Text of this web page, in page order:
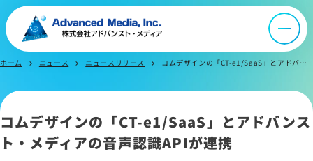
採用情報
よくあるご質問
ホーム chevron_right ニュース chevron_right ニュースリリース chevron_right コムデザインの「CT-e1/SaaS」とアドバンスト・メディアの音声認識APIが連携
コムデザインの「CT-e1/SaaS」とアドバンス
ト・メディアの音声認識APIが連携